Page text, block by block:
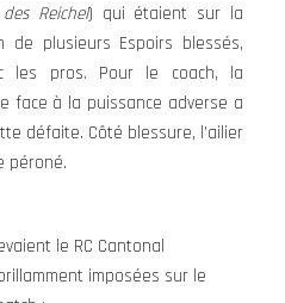
Reichel) qui étaient sur la
plusieurs Espoirs blessés,
les pros. Pour le coach, la
face à la puissance adverse a
défaite. Côté blessure, l’ailier
péroné.
le RC Cantonal
imposées sur le